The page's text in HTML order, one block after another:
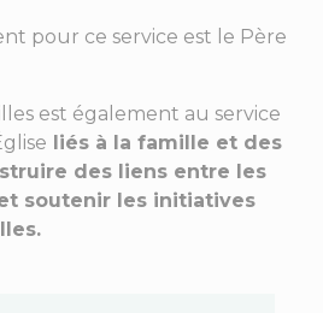
pour ce service est le Père
est également au service
liés à la famille et des
des liens entre les
soutenir les initiatives